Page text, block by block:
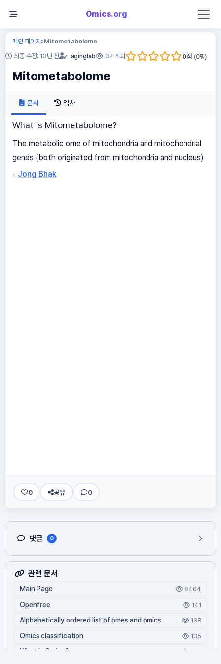
Omics.org
메인 페이지»Mitometabolome
최종 수정: 13년 전 aginglab 32 조회 0점 (0명)
Mitometabolome
문서 역사
What is Mitometabolome?
The metabolic ome of mitochondria and mitochondrial
genes (both originated from mitochondria and nucleus)
- Jong Bhak
0 공유 0
댓글 0
관련 문서
Main Page 8404
Openfree 141
Alphabetically ordered list of omes and omics 138
Omics classification 135
What is Oming?